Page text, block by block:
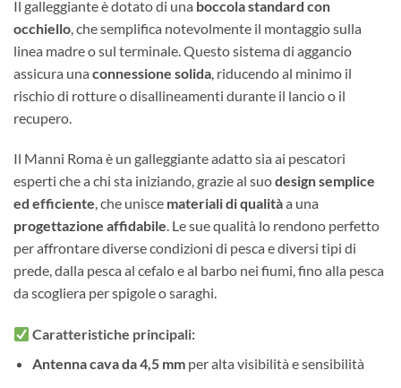
Il galleggiante è dotato di una boccola standard con
occhiello , che semplifica notevolmente il montaggio sulla
linea madre o sul terminale. Questo sistema di aggancio
assicura una connessione solida , riducendo al minimo il
rischio di rotture o disallineamenti durante il lancio o il
recupero.
Il Manni Roma è un galleggiante adatto sia ai pescatori
esperti che a chi sta iniziando, grazie al suodesign semplice
ed efficiente, che unisce materiali di qualitàa una
progettazione affidabile. Le sue qualità lo rendono perfetto
per affrontare diverse condizioni di pesca e diversi tipi di
prede, dalla pesca al cefalo e al barbo nei fiumi, fino alla pesca
da scogliera per spigole o saraghi.
Caratteristiche principali:
Antenna cava da 4,5 mmper alta visibilità e sensibilità